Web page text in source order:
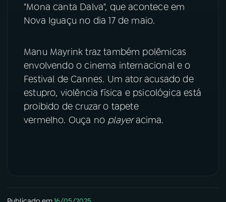
08FESTIVAL DE MÚSICA
YouTube Facebook
Instagram X
"Mona canta Dalva", que acontece em
Nova Iguaçu no dia 17 de maio.
Manu Mayrink traz também polêmicas
envolvendo o cinema internacional e o
Festival de Cannes. Um ator acusado de
estupro, violência física e psicológica está
proibido de cruzar o tapete
vermelho. Ouça no playeracima.